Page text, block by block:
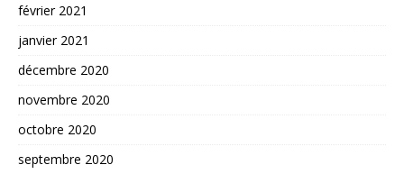
février 2021
janvier 2021
décembre 2020
novembre 2020
octobre 2020
septembre 2020